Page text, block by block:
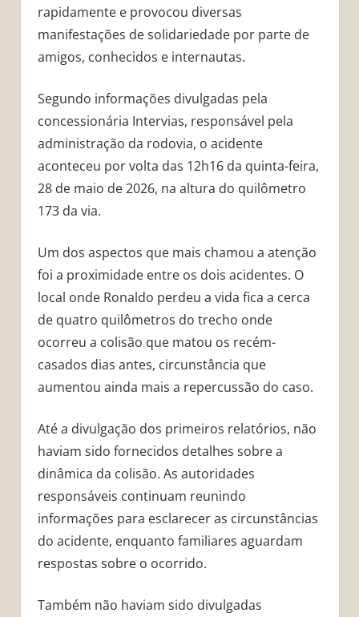
rapidamente e provocou diversas
manifestações de solidariedade por parte de
amigos, conhecidos e internautas.
Segundo informações divulgadas pela
concessionária Intervias, responsável pela
administração da rodovia, o acidente
aconteceu por volta das 12h16 da quinta-feira,
28 de maio de 2026, na altura do quilômetro
173 da via.
Um dos aspectos que mais chamou a atenção
foi a proximidade entre os dois acidentes. O
local onde Ronaldo perdeu a vida fica a cerca
de quatro quilômetros do trecho onde
ocorreu a colisão que matou os recém-
casados dias antes, circunstância que
aumentou ainda mais a repercussão do caso.
Até a divulgação dos primeiros relatórios, não
haviam sido fornecidos detalhes sobre a
dinâmica da colisão. As autoridades
responsáveis continuam reunindo
informações para esclarecer as circunstâncias
do acidente, enquanto familiares aguardam
respostas sobre o ocorrido.
Também não haviam sido divulgadas